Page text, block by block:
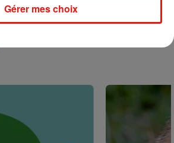
4 août 2026
Gérer mes choix